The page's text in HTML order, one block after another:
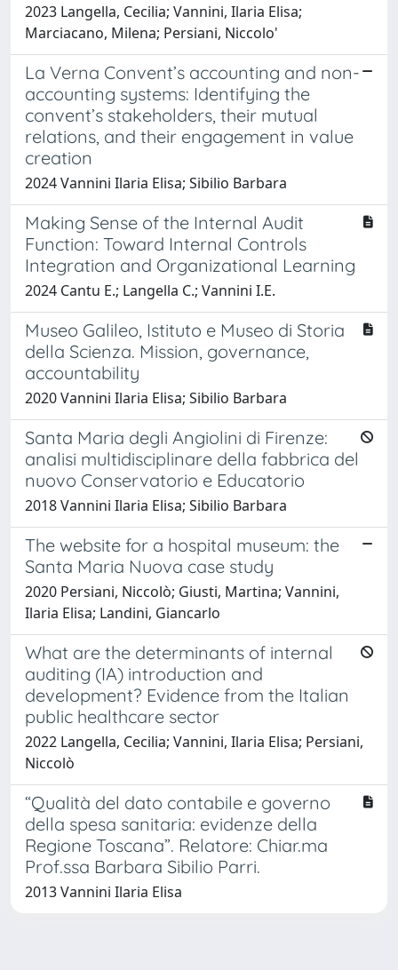
2023 Langella, Cecilia; Vannini, Ilaria Elisa;
Marciacano, Milena; Persiani, Niccolo'
La Verna Convent’s accounting and non-
accounting systems: Identifying the
convent’s stakeholders, their mutual
relations, and their engagement in value
creation
2024 Vannini Ilaria Elisa; Sibilio Barbara
Making Sense of the Internal Audit
Function: Toward Internal Controls
Integration and Organizational Learning
2024 Cantu E.; Langella C.; Vannini I.E.
Museo Galileo, Istituto e Museo di Storia
della Scienza. Mission, governance,
accountability
2020 Vannini Ilaria Elisa; Sibilio Barbara
Santa Maria degli Angiolini di Firenze:
analisi multidisciplinare della fabbrica del
nuovo Conservatorio e Educatorio
2018 Vannini Ilaria Elisa; Sibilio Barbara
The website for a hospital museum: the
Santa Maria Nuova case study
2020 Persiani, Niccolò; Giusti, Martina; Vannini,
Ilaria Elisa; Landini, Giancarlo
What are the determinants of internal
auditing (IA) introduction and
development? Evidence from the Italian
public healthcare sector
2022 Langella, Cecilia; Vannini, Ilaria Elisa; Persiani,
Niccolò
“Qualità del dato contabile e governo
della spesa sanitaria: evidenze della
Regione Toscana”. Relatore: Chiar.ma
Prof.ssa Barbara Sibilio Parri.
2013 Vannini Ilaria Elisa